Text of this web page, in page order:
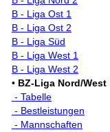
B - Liga Ost 1
B - Liga Ost 2
B - Liga Süd
B - Liga West 1
B - Liga West 2
• BZ-Liga Nord/West
- Tabelle
- Bestleistungen
- Mannschaften